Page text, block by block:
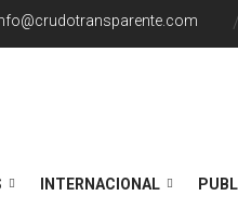
INTERNACIONAL